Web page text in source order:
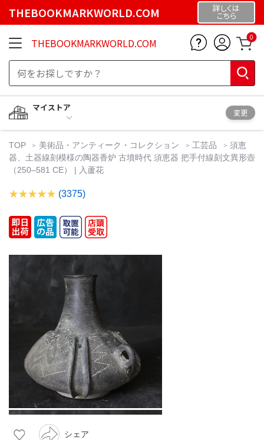
THEBOOKMARKWORLD.COM 詳しくは
こちら
THEBOOKMARKWORLD.COM 0
マイストア
変更
TOP 美術品・アンティーク・コレクション 工芸品
須恵
器、土器線刻模様の陶器香炉 古墳時代 須恵器 把手付線刻文異形壺
（250–581 CE） | 入蘆花
(3375)
シェア